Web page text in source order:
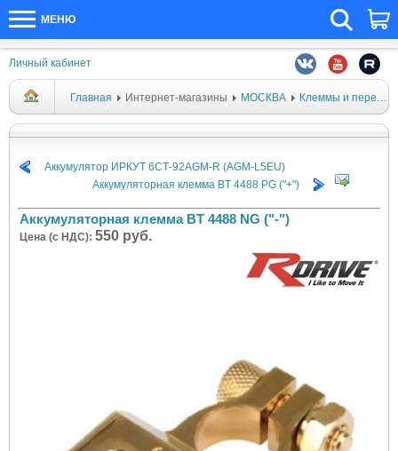
МЕНЮ
Личный кабинет
Главная Интернет-магазины МОСКВА Клеммы и переходники
Аккумулятор ИРКУТ 6СТ-92AGM-R (AGM-L5EU)
Аккумуляторная клемма BT 4488 PG ("+")
Аккумуляторная клемма BT 4488 NG ("-")
Цена (с НДС): 550 руб.